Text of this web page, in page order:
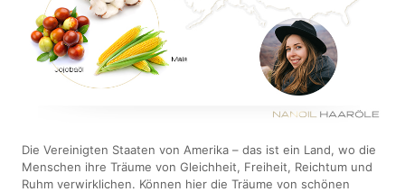
Die Vereinigten Staaten von Amerika – das ist ein Land, wo die
Menschen ihre Träume von Gleichheit, Freiheit, Reichtum und
Ruhm verwirklichen. Können hier die Träume von schönen